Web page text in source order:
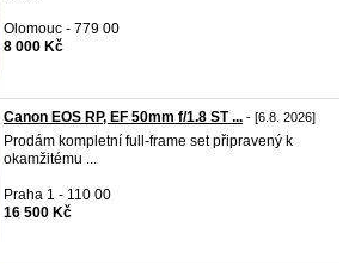
Olomouc - 779 00
8 000 Kč
Canon EOS RP, EF 50mm f/1.8 ST ... - [6.8. 2026]
Prodám kompletní full-frame set připravený k
okamžitému ...
Praha 1 - 110 00
16 500 Kč